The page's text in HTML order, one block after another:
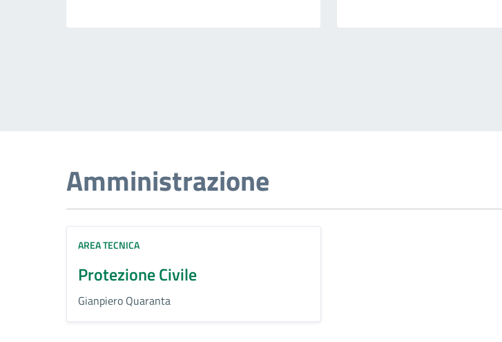
Amministrazione
AREA TECNICA
Protezione Civile
Gianpiero Quaranta